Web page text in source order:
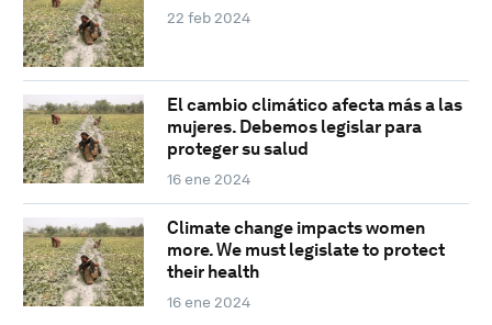
22 feb 2024
El cambio climático afecta más a las
mujeres. Debemos legislar para
proteger su salud
16 ene 2024
Climate change impacts women
more. We must legislate to protect
their health
16 ene 2024